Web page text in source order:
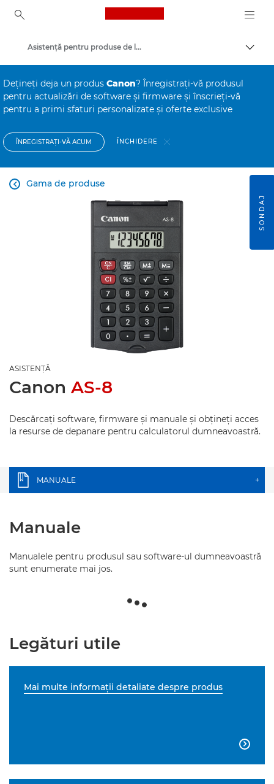
Canon Logo, back to
Asistenţă pentru produse de larg consum
Deţineţi deja un produs Canon? Înregistraţi-vă produsul
pentru actualizări de software şi firmware şi înscrieţi-vă
pentru a primi sfaturi personalizate şi oferte exclusive
ÎNREGISTRAŢI-VĂ ACUM ÎNCHIDERE
Gama de produse

ASISTENŢĂ
Canon AS-8
Descărcaţi software, firmware şi manuale şi obţineţi acces
la resurse de depanare pentru calculatorul dumneavoastră.
MANUALE +
Manuale
Manualele pentru produsul sau software-ul dumneavoastră
sunt enumerate mai jos.
Legături utile
Mai multe informaţii detaliate despre produs

SONDAJ